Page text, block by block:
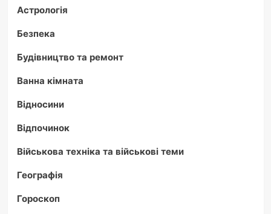
Астрологія
Безпека
Будівництво та ремонт
Ванна кімната
Відносини
Відпочинок
Військова техніка та військові теми
Географія
Гороскоп